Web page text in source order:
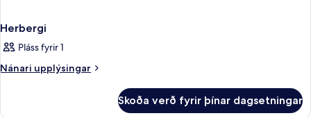
Herbergi
Pláss fyrir 1
Nánari upplýsingar
Nánari
Skoða verð fyrir þínar dagsetningar